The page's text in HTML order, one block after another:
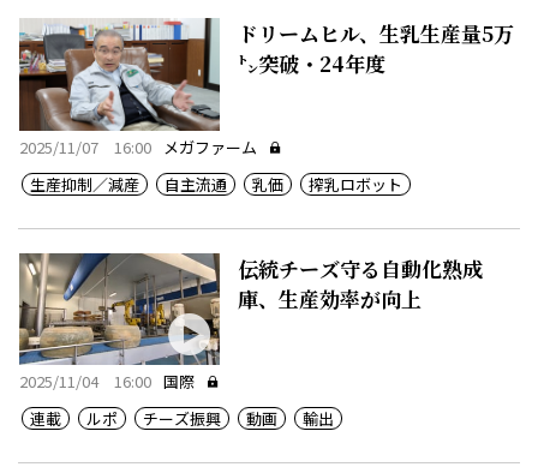
ドリームヒル、生乳生産量5万
㌧突破・24年度
2025/11/07 16:00
メガファーム
生産抑制／減産
自主流通 乳価 搾乳ロボット
伝統チーズ守る自動化熟成
庫、生産効率が向上
2025/11/04 16:00 国際
連載
ルポ チーズ振興 動画 輸出